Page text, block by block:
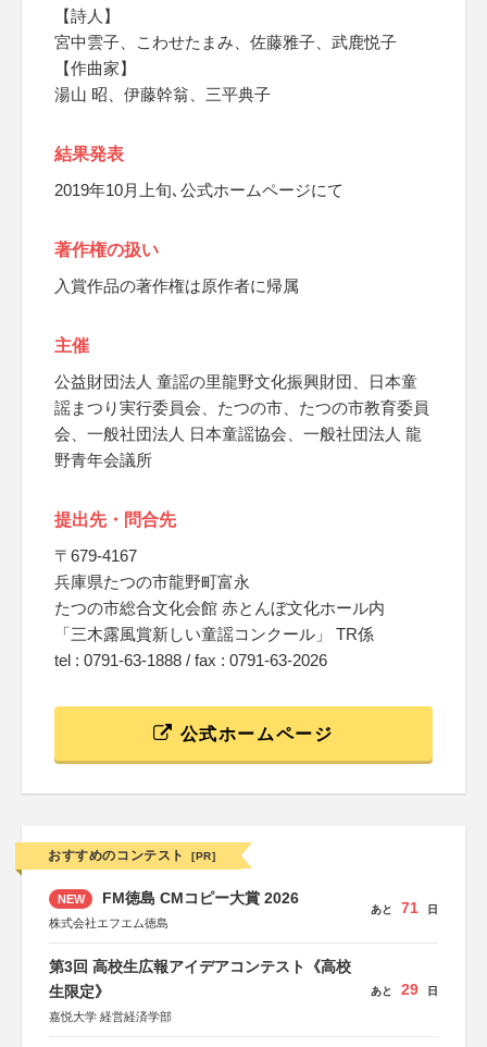
【詩人】
宮中雲子、こわせたまみ、佐藤雅子、武鹿悦子
【作曲家】
湯山 昭、伊藤幹翁、三平典子
結果発表
2019年10月上旬､公式ホームページにて
著作権の扱い
入賞作品の著作権は原作者に帰属
主催
公益財団法人 童謡の里龍野文化振興財団、日本童
謡まつり実行委員会、たつの市、たつの市教育委員
会、一般社団法人 日本童謡協会、一般社団法人 龍
野青年会議所
提出先・問合先
〒679-4167
兵庫県たつの市龍野町富永
たつの市総合文化会館 赤とんぼ文化ホール内
「三木露風賞新しい童謡コンクール」 TR係
tel : 0791-63-1888 / fax : 0791-63-2026
公式ホームページ
おすすめのコンテスト [PR]
NEW FM徳島 CMコピー大賞 2026
株式会社エフエム徳島
あと 71 日
第3回 高校生広報アイデアコンテスト《高校
生限定》
嘉悦大学 経営経済学部
あと 29 日